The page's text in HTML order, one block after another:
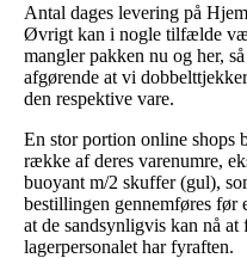
Antal dages levering på
Øvrigt kan i nogle tilfælde
mangler pakken nu og her,
afgørende at vi
den respektive vare.
En stor portion online shops
række af deres varenumre,
buoyant m/2 skuffer (gul),
bestillingen gennemføres
at de sandsynligvis kan nå
lagerpersonalet har fyraften.